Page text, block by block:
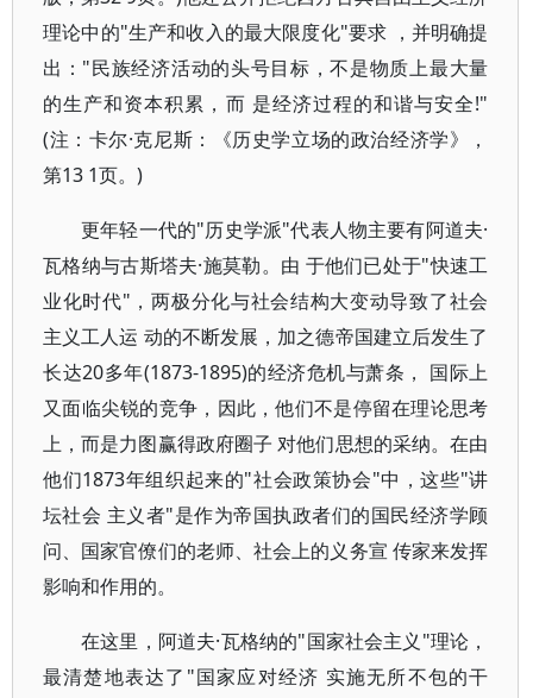
理论中的"生产和收入的最大限度化"要求 ，并明确提
出："民族经济活动的头号目标，不是物质上最大量
的生产和资本积累，而 是经济过程的和谐与安全!"
(注：卡尔·克尼斯：《历史学立场的政治经济学》，
第13 1页。)
更年轻一代的"历史学派"代表人物主要有阿道夫·
瓦格纳与古斯塔夫·施莫勒。由 于他们已处于"快速工
业化时代"，两极分化与社会结构大变动导致了社会
主义工人运 动的不断发展，加之德帝国建立后发生了
长达20多年(1873-1895)的经济危机与萧条， 国际上
又面临尖锐的竞争，因此，他们不是停留在理论思考
上，而是力图赢得政府圈子 对他们思想的采纳。在由
他们1873年组织起来的"社会政策协会"中，这些"讲
坛社会 主义者"是作为帝国执政者们的国民经济学顾
问、国家官僚们的老师、社会上的义务宣 传家来发挥
影响和作用的。
在这里，阿道夫·瓦格纳的"国家社会主义"理论，
最清楚地表达了"国家应对经济 实施无所不包的干